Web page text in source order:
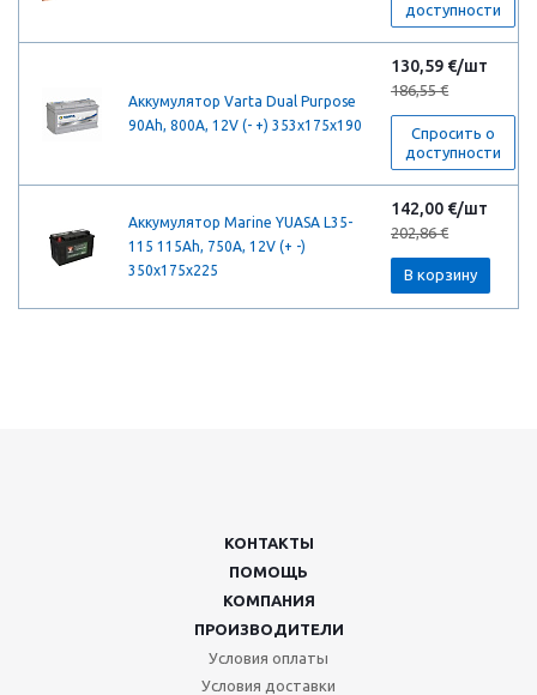
доступности
Аккумулятор Varta Dual Purpose
90Ah, 800A, 12V (- +) 353x175x190
130,59 €/шт
186,55 €
Спросить о
доступности
Аккумулятор Marine YUASA L35-
115 115Ah, 750A, 12V (+ -)
350x175x225
142,00 €/шт
202,86 €
В корзину
КОНТАКТЫ
ПОМОЩЬ
КОМПАНИЯ
ПРОИЗВОДИТЕЛИ
Условия оплаты
Условия доставки